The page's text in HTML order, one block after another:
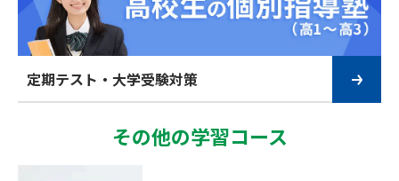
定期テスト・大学受験対策
その他の学習コース